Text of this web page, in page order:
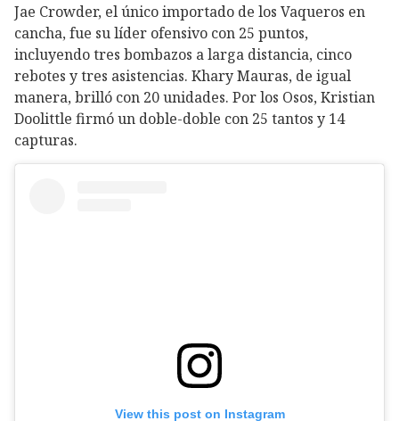
Jae Crowder, el único importado de los Vaqueros en
cancha, fue su líder ofensivo con 25 puntos,
incluyendo tres bombazos a larga distancia, cinco
rebotes y tres asistencias. Khary Mauras, de igual
manera, brilló con 20 unidades. Por los Osos, Kristian
Doolittle firmó un doble-doble con 25 tantos y 14
capturas.
View this post on Instagram